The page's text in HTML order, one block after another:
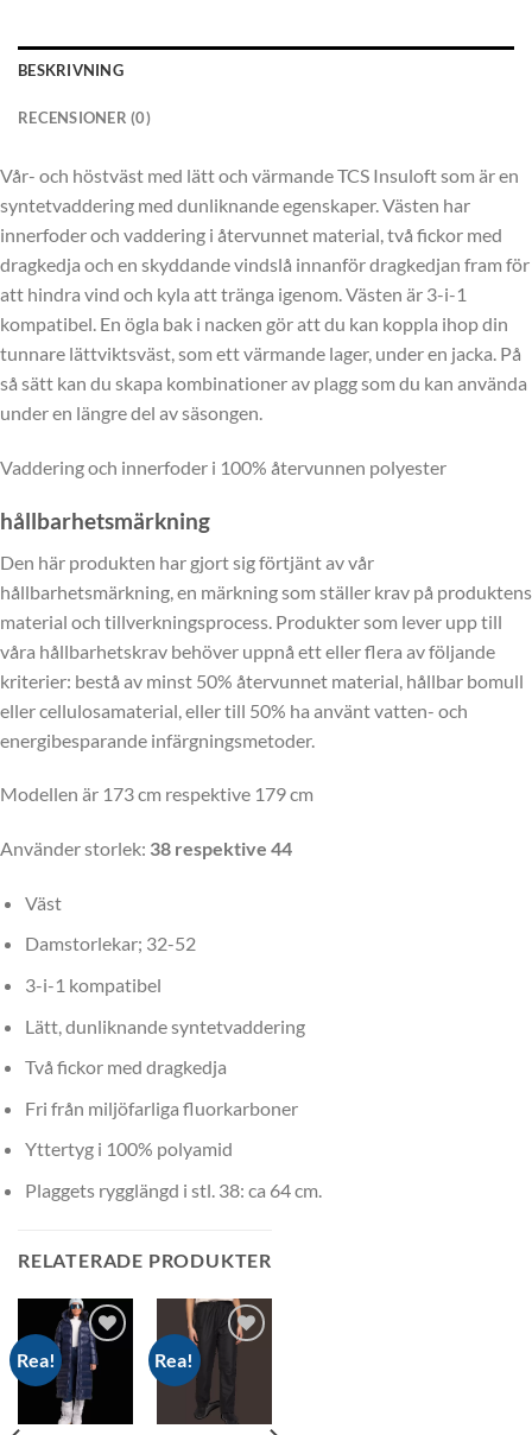
BESKRIVNING
RECENSIONER (0)
Vår- och höstväst med lätt och värmande TCS Insuloft som är en
syntetvaddering med dunliknande egenskaper. Västen har
innerfoder och vaddering i återvunnet material, två fickor med
dragkedja och en skyddande vindslå innanför dragkedjan fram för
att hindra vind och kyla att tränga igenom. Västen är 3-i-1
kompatibel. En ögla bak i nacken gör att du kan koppla ihop din
tunnare lättviktsväst, som ett värmande lager, under en jacka. På
så sätt kan du skapa kombinationer av plagg som du kan använda
under en längre del av säsongen.
Vaddering och innerfoder i 100% återvunnen polyester
hållbarhetsmärkning
Den här produkten har gjort sig förtjänt av vår
hållbarhetsmärkning, en märkning som ställer krav på produktens
material och tillverkningsprocess. Produkter som lever upp till
våra hållbarhetskrav behöver uppnå ett eller flera av följande
kriterier: bestå av minst 50% återvunnet material, hållbar bomull
eller cellulosamaterial, eller till 50% ha använt vatten- och
energibesparande infärgningsmetoder.
Modellen är 173 cm respektive 179 cm
Använder storlek: 38 respektive 44
Väst
Damstorlekar; 32-52
3-i-1 kompatibel
Lätt, dunliknande syntetvaddering
Två fickor med dragkedja
Fri från miljöfarliga fluorkarboner
Yttertyg i 100% polyamid
Plaggets rygglängd i stl. 38: ca 64 cm.
RELATERADE PRODUKTER
Rea!
Add to
wishlist
Rea!